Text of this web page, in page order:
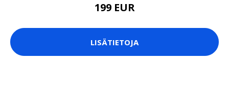
199 EUR
LISÄTIETOJA